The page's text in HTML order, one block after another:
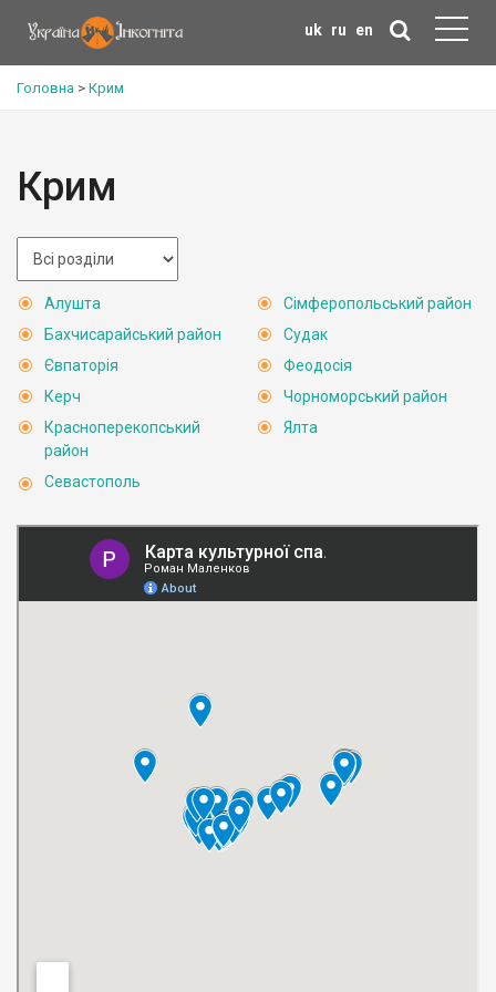
uk ru en
Головна > Крим
Крим
Алушта
Бахчисарайський район
Євпаторія
Керч
Красноперекопський
район
Севастополь
Сімферопольський район
Судак
Феодосія
Чорноморський район
Ялта